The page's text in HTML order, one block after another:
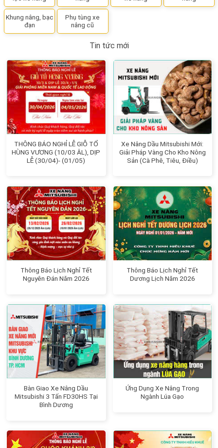
Khung nâng, bạc
đạn
Phụ tùng xe
nâng cũ
Tin tức mới
THÔNG BÁO NGHỈ LỄ GIỖ TỔ
HÙNG VƯƠNG (10/03 ÂL), DỊP
LỄ (30/04)- (01/05)
Xe Nâng Dầu Mitsubishi Mới:
Giải Pháp Vàng Cho Kho Nông
Sản (Cà Phê, Tiêu, Điều)
Thông Báo Lịch Nghỉ Tết
Nguyên Đán Năm 2026
Thông Báo Lịch Nghỉ Tết
Dương Lịch Năm 2026
Bàn Giao Xe Nâng Dầu
Mitsubishi 3 Tấn FD30HS Tại
Bình Dương
Ứng Dụng Xe Nâng Trong
Ngành Lúa Gạo